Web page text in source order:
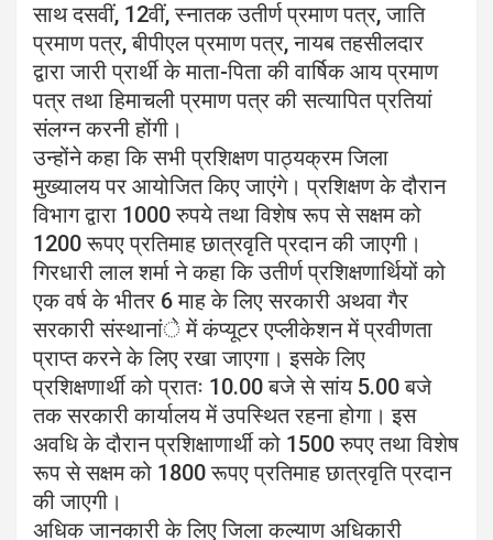
साथ दसवीं, 12वीं, स्नातक उतीर्ण प्रमाण पत्र, जाति
प्रमाण पत्र, बीपीएल प्रमाण पत्र, नायब तहसीलदार
द्वारा जारी प्रार्थी के माता-पिता की वार्षिक आय प्रमाण
पत्र तथा हिमाचली प्रमाण पत्र की सत्यापित प्रतियां
संलग्न करनी होंगी।
उन्होंने कहा कि सभी प्रशिक्षण पाठ्यक्रम जिला
मुख्यालय पर आयोजित किए जाएंगे। प्रशिक्षण के दौरान
विभाग द्वारा 1000 रुपये तथा विशेष रूप से सक्षम को
1200 रूपए प्रतिमाह छात्रवृति प्रदान की जाएगी।
गिरधारी लाल शर्मा ने कहा कि उतीर्ण प्रशिक्षणार्थियों को
एक वर्ष के भीतर 6 माह के लिए सरकारी अथवा गैर
सरकारी संस्थानांे में कंप्यूटर एप्लीकेशन में प्रवीणता
प्राप्त करने के लिए रखा जाएगा। इसके लिए
प्रशिक्षणार्थी को प्रातः 10.00 बजे से सांय 5.00 बजे
तक सरकारी कार्यालय में उपस्थित रहना होगा। इस
अवधि के दौरान प्रशिक्षाणार्थी को 1500 रुपए तथा विशेष
रूप से सक्षम को 1800 रूपए प्रतिमाह छात्रवृति प्रदान
की जाएगी।
अधिक जानकारी के लिए जिला कल्याण अधिकारी